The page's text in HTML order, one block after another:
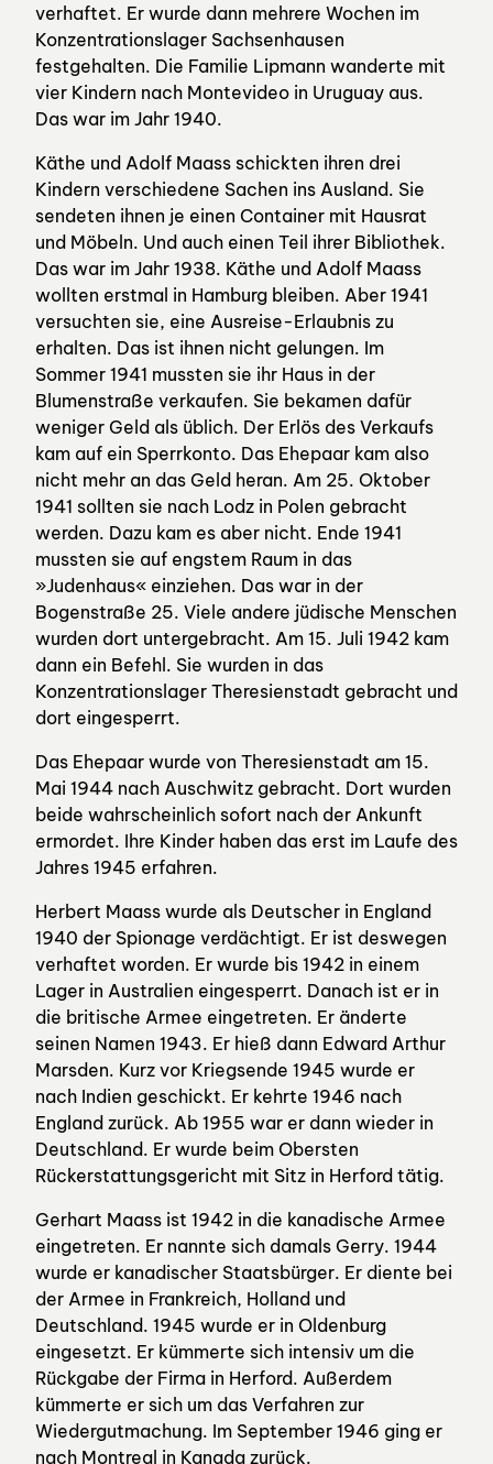
verhaftet. Er wurde dann mehrere Wochen im
Konzentrationslager Sachsenhausen
festgehalten. Die Familie Lipmann wanderte mit
vier Kindern nach Montevideo in Uruguay aus.
Das war im Jahr 1940.
Käthe und Adolf Maass schickten ihren drei
Kindern verschiedene Sachen ins Ausland. Sie
sendeten ihnen je einen Container mit Hausrat
und Möbeln. Und auch einen Teil ihrer Bibliothek.
Das war im Jahr 1938. Käthe und Adolf Maass
wollten erstmal in Hamburg bleiben. Aber 1941
versuchten sie, eine Ausreise-Erlaubnis zu
erhalten. Das ist ihnen nicht gelungen. Im
Sommer 1941 mussten sie ihr Haus in der
Blumenstraße verkaufen. Sie bekamen dafür
weniger Geld als üblich. Der Erlös des Verkaufs
kam auf ein Sperrkonto. Das Ehepaar kam also
nicht mehr an das Geld heran. Am 25. Oktober
1941 sollten sie nach Lodz in Polen gebracht
werden. Dazu kam es aber nicht. Ende 1941
mussten sie auf engstem Raum in das
»Judenhaus« einziehen. Das war in der
Bogenstraße 25. Viele andere jüdische Menschen
wurden dort untergebracht. Am 15. Juli 1942 kam
dann ein Befehl. Sie wurden in das
Konzentrationslager Theresienstadt gebracht und
dort eingesperrt.
Das Ehepaar wurde von Theresienstadt am 15.
Mai 1944 nach Auschwitz gebracht. Dort wurden
beide wahrscheinlich sofort nach der Ankunft
ermordet. Ihre Kinder haben das erst im Laufe des
Jahres 1945 erfahren.
Herbert Maass wurde als Deutscher in England
1940 der Spionage verdächtigt. Er ist deswegen
verhaftet worden. Er wurde bis 1942 in einem
Lager in Australien eingesperrt. Danach ist er in
die britische Armee eingetreten. Er änderte
seinen Namen 1943. Er hieß dann Edward Arthur
Marsden. Kurz vor Kriegsende 1945 wurde er
nach Indien geschickt. Er kehrte 1946 nach
England zurück. Ab 1955 war er dann wieder in
Deutschland. Er wurde beim Obersten
Rückerstattungsgericht mit Sitz in Herford tätig.
Gerhart Maass ist 1942 in die kanadische Armee
eingetreten. Er nannte sich damals Gerry. 1944
wurde er kanadischer Staatsbürger. Er diente bei
der Armee in Frankreich, Holland und
Deutschland. 1945 wurde er in Oldenburg
eingesetzt. Er kümmerte sich intensiv um die
Rückgabe der Firma in Herford. Außerdem
kümmerte er sich um das Verfahren zur
Wiedergutmachung. Im September 1946 ging er
nach Montreal in Kanada zurück.